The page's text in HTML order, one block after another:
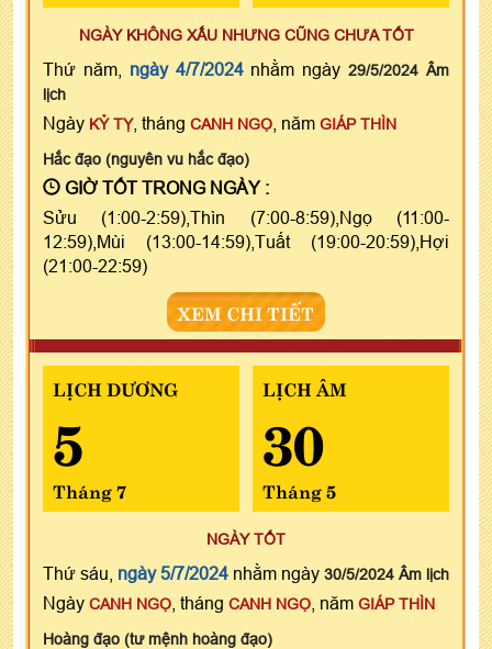
NGÀY KHÔNG XẤU NHƯNG CŨNG CHƯA TỐT
Thứ năm, ngày 4/7/2024nhằm ngày29/5/2024 Âm
lịch
Ngày KỶ TỴ, tháng CANH NGỌ , năm GIÁP THÌN
Hắc đạo (nguyên vu hắc đạo)
GIỜ TỐT TRONG NGÀY :
Sửu (1:00-2:59),Thìn (7:00-8:59),Ngọ (11:00-
12:59),Mùi (13:00-14:59),Tuất (19:00-20:59),Hợi
(21:00-22:59)
XEM CHI TIẾT
LỊCH DƯƠNG
5
Tháng 7
LỊCH ÂM
30
Tháng 5
NGÀY TỐT
Thứ sáu, ngày 5/7/2024 nhằm ngày 30/5/2024 Âm lịch
Ngày CANH NGỌ , tháng CANH NGỌ , năm GIÁP THÌN
Hoàng đạo (tư mệnh hoàng đạo)